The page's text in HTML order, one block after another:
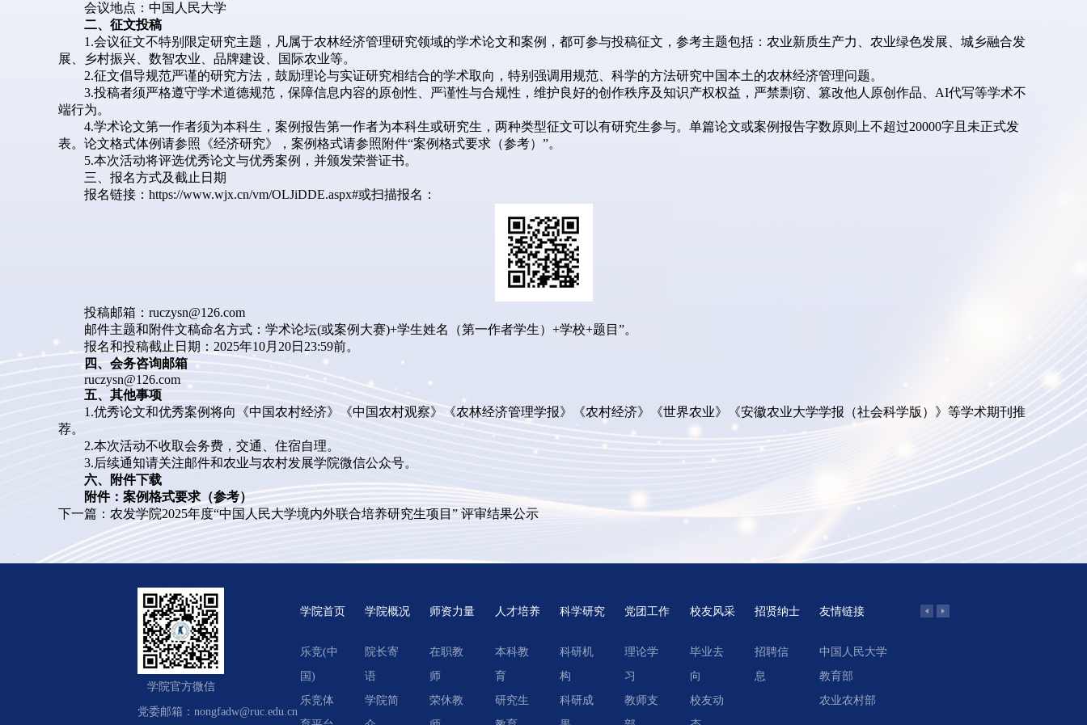
会议地点：中国人民大学
二、征文投稿
1.会议征文不特别限定研究主题，凡属于农林经济管理研究领域的学术论文和案例，都可参与投稿征文，参考主题包括：农业新质生产力、农业绿色发展、城乡融合发
展、乡村振兴、数智农业、品牌建设、国际农业等。
2.征文倡导规范严谨的研究方法，鼓励理论与实证研究相结合的学术取向，特别强调用规范、科学的方法研究中国本土的农林经济管理问题。
3.投稿者须严格遵守学术道德规范，保障信息内容的原创性、严谨性与合规性，维护良好的创作秩序及知识产权权益，严禁剽窃、篡改他人原创作品、AI代写等学术不
端行为。
4.学术论文第一作者须为本科生，案例报告第一作者为本科生或研究生，两种类型征文可以有研究生参与。单篇论文或案例报告字数原则上不超过20000字且未正式发
表。论文格式体例请参照《经济研究》，案例格式请参照附件“案例格式要求（参考）”。
5.本次活动将评选优秀论文与优秀案例，并颁发荣誉证书。
三、报名方式及截止日期
报名链接：https://www.wjx.cn/vm/OLJiDDE.aspx#或扫描报名：
投稿邮箱：ruczysn@126.com
邮件主题和附件文稿命名方式：学术论坛(或案例大赛)+学生姓名（第一作者学生）+学校+题目”。
报名和投稿截止日期：2025年10月20日23:59前。
四、会务咨询邮箱
ruczysn@126.com
五、其他事项
1.优秀论文和优秀案例将向《中国农村经济》《中国农村观察》《农林经济管理学报》《农村经济》《世界农业》《安徽农业大学学报（社会科学版）》等学术期刊推
荐。
2.本次活动不收取会务费，交通、住宿自理。
3.后续通知请关注邮件和农业与农村发展学院微信公众号。
六、附件下载
附件：案例格式要求（参考）
下一篇：农发学院2025年度“中国人民大学境内外联合培养研究生项目” 评审结果公示
学院官方微信
党委邮箱：nongfadw@ruc.edu.cn
学院首页
乐竞(中
国)
乐竞体
学院概况
院长寄
语
学院简
师资力量
在职教
师
荣休教
人才培养
本科教
育
研究生
科学研究
科研机
构
科研成
党团工作
理论学
习
教师支
校友风采
毕业去
向
校友动
招贤纳士
招聘信
息
友情链接
中国人民大学
教育部
农业农村部